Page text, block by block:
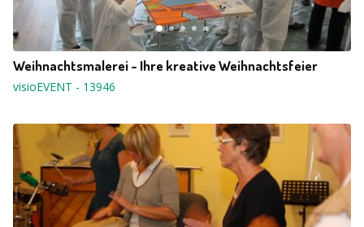
Weihnachtsmalerei - Ihre kreative Weihnachtsfeier
visioEVENT - 13946